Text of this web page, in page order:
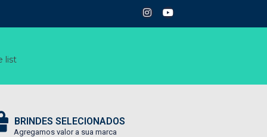
list
BRINDES SELECIONADOS
Agregamos valor a sua marca